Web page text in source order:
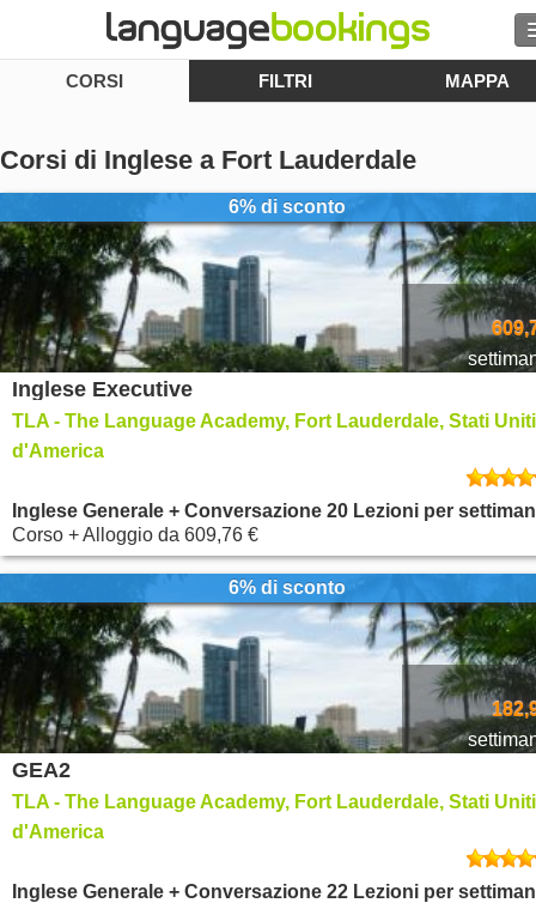
Cerca
SFOGLIARE
Entra
Aiuto
Valuta €
Lingua
CORSI FILTRI MAPPA
Corsi di Inglese a Fort Lauderdale
6% di sconto
Inglese Executive
TLA - The Language Academy, Fort Lauderdale, Stati Uniti
d'America
Inglese Generale + Conversazione 20 Lezioni per
Corso + Alloggio da 609,76 €
6% di sconto
GEA2
TLA - The Language Academy, Fort Lauderdale, Stati Uniti
d'America
Inglese Generale + Conversazione 22 Lezioni per